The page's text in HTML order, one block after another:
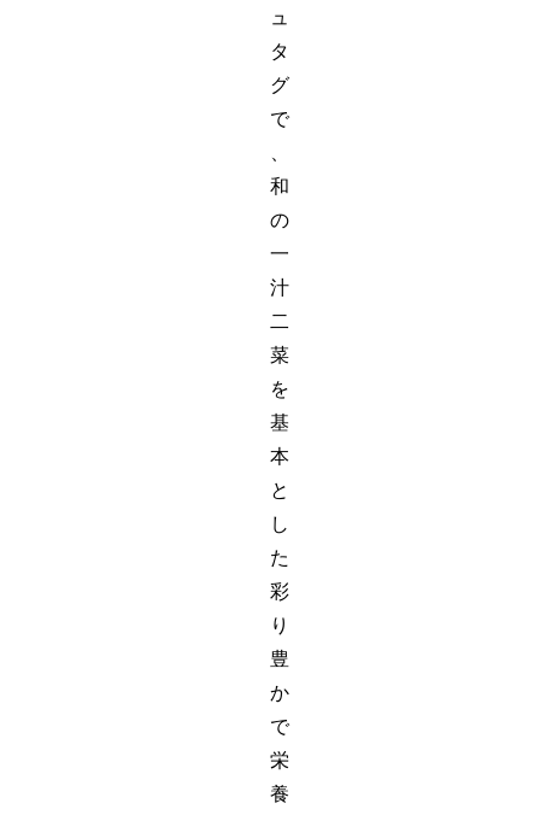
ュ
タ
グ
で
和
の
一
汁
二
菜
を
基
本
と
し
た
彩
り
豊
か
で
栄
養